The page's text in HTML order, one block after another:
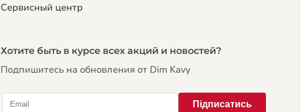
Сервисный центр
Хотите быть в курсе всех акций и новостей?
Подпишитесь на обновления от Dim Kavy